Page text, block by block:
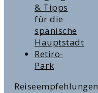
& Tipps
für die
spanische
Hauptstadt
Retiro-
Park
Reiseempfehlungen